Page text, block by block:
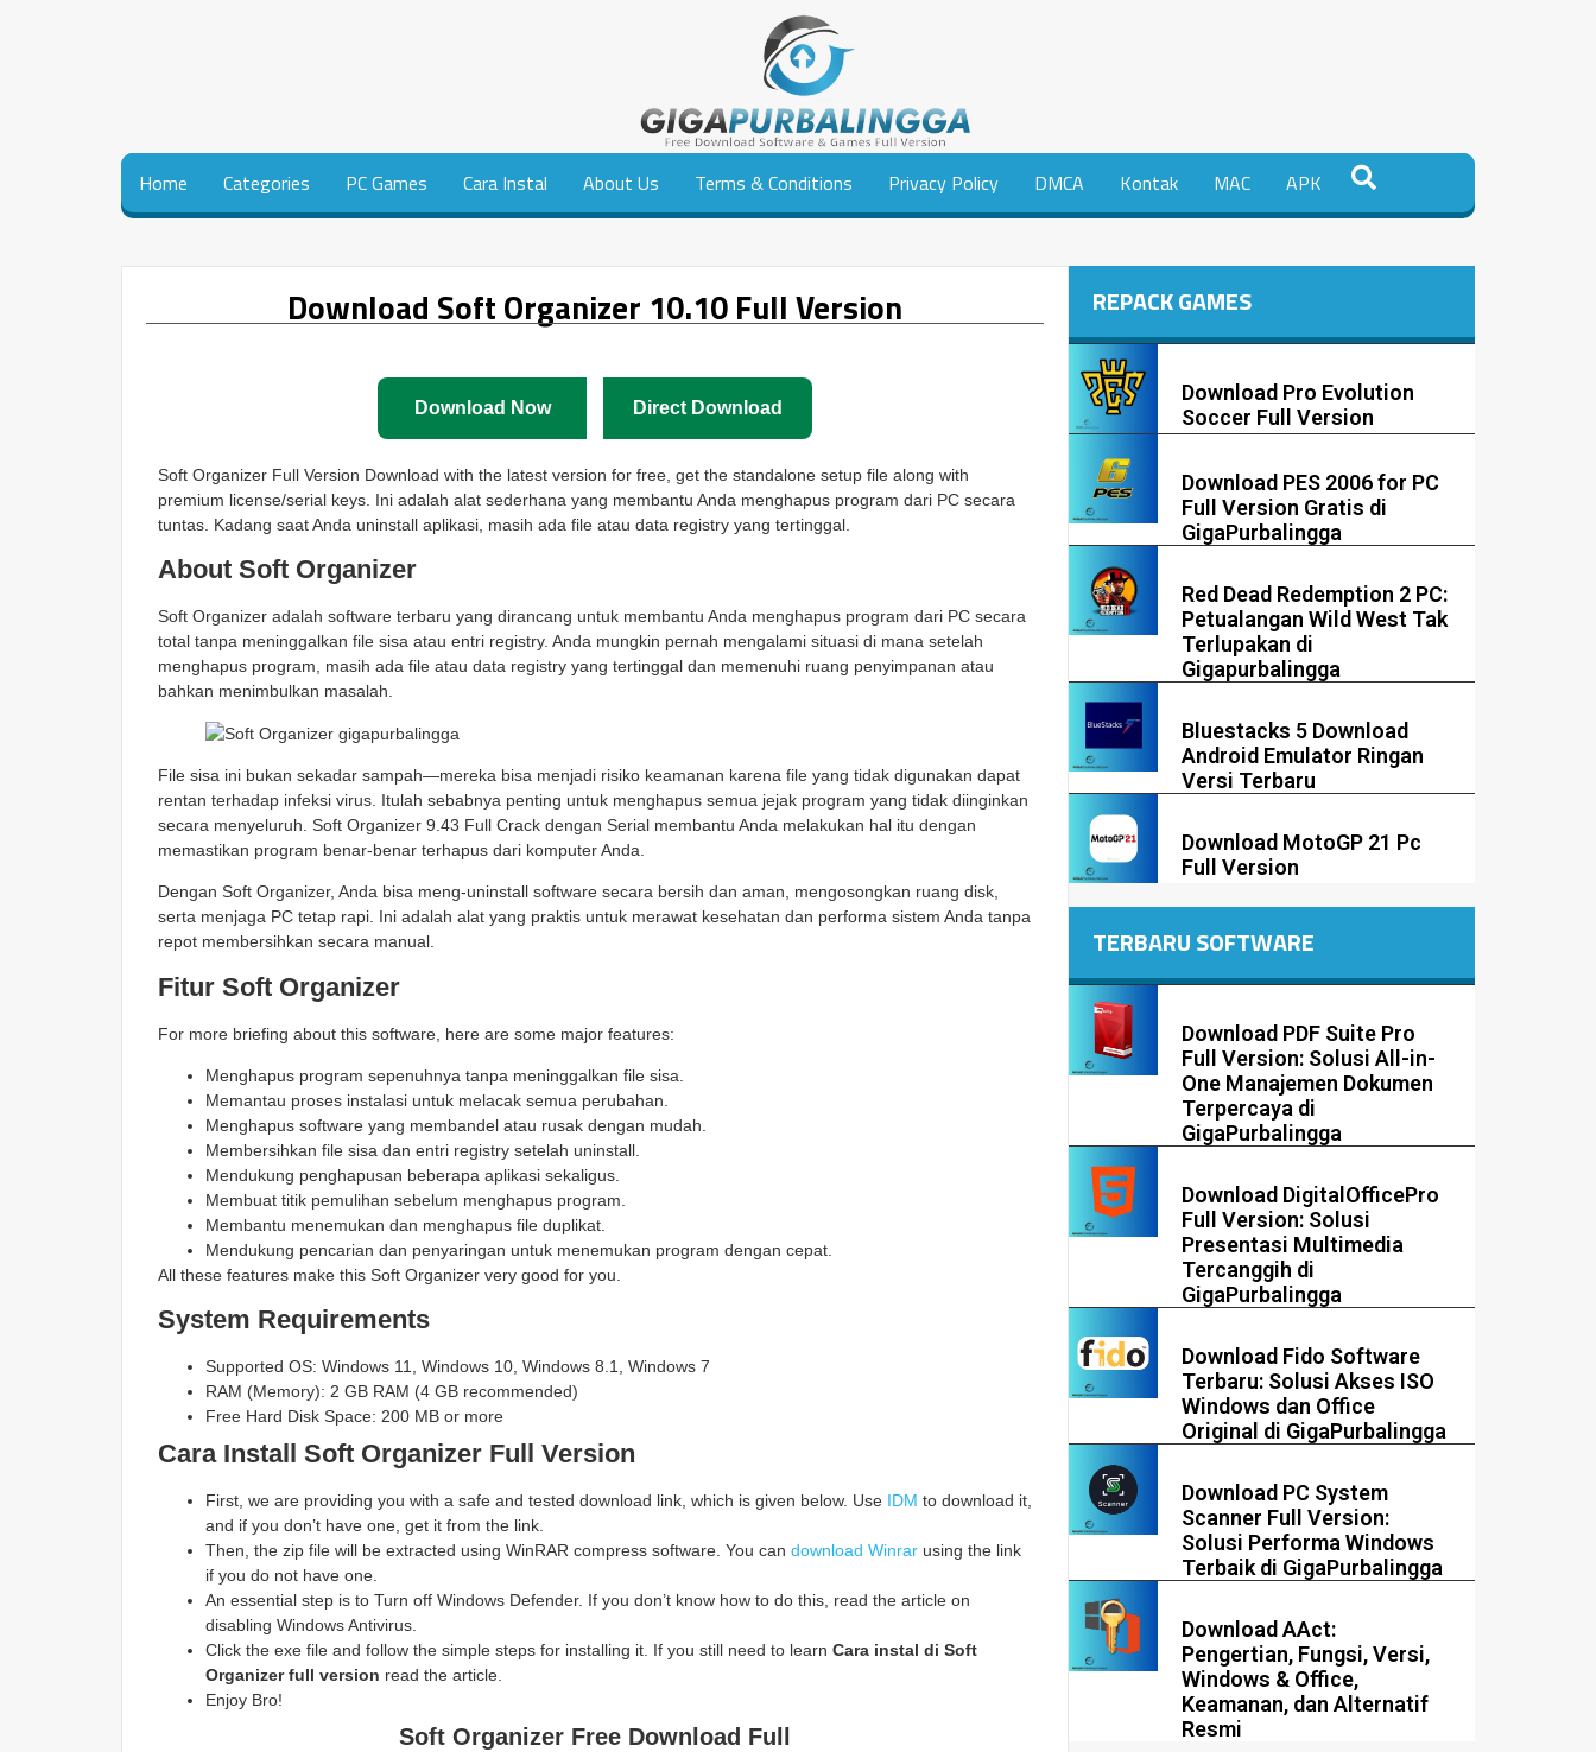
Home Categories PC Games Cara Instal About Us Terms & Conditions Privacy Policy DMCA Kontak MAC APK
Download Soft Organizer 10.10 Full Version
Download Now Direct Download
Soft Organizer Full Version Download with the latest version for free, get the standalone setup file along with
premium license/serial keys. Ini adalah alat sederhana yang membantu Anda menghapus program dari PC secara
tuntas. Kadang saat Anda uninstall aplikasi, masih ada file atau data registry yang tertinggal.
About Soft Organizer
Soft Organizer adalah software terbaru yang dirancang untuk membantu Anda menghapus program dari PC secara
total tanpa meninggalkan file sisa atau entri registry. Anda mungkin pernah mengalami situasi di mana setelah
menghapus program, masih ada file atau data registry yang tertinggal dan memenuhi ruang penyimpanan atau
bahkan menimbulkan masalah.
File sisa ini bukan sekadar sampah—mereka bisa menjadi risiko keamanan karena file yang tidak digunakan dapat
rentan terhadap infeksi virus. Itulah sebabnya penting untuk menghapus semua jejak program yang tidak diinginkan
secara menyeluruh. Soft Organizer 9.43 Full Crack dengan Serial membantu Anda melakukan hal itu dengan
memastikan program benar-benar terhapus dari komputer Anda.
Dengan Soft Organizer, Anda bisa meng-uninstall software secara bersih dan aman, mengosongkan ruang disk,
serta menjaga PC tetap rapi. Ini adalah alat yang praktis untuk merawat kesehatan dan performa sistem Anda tanpa
repot membersihkan secara manual.
Fitur Soft Organizer
For more briefing about this software, here are some major features:
Menghapus program sepenuhnya tanpa meninggalkan file sisa.
Memantau proses instalasi untuk melacak semua perubahan.
Menghapus software yang membandel atau rusak dengan mudah.
Membersihkan file sisa dan entri registry setelah uninstall.
Mendukung penghapusan beberapa aplikasi sekaligus.
Membuat titik pemulihan sebelum menghapus program.
Membantu menemukan dan menghapus file duplikat.
Mendukung pencarian dan penyaringan untuk menemukan program dengan cepat.
All these features make this Soft Organizer very good for you.
System Requirements
Supported OS: Windows 11, Windows 10, Windows 8.1, Windows 7
RAM (Memory): 2 GB RAM (4 GB recommended)
Free Hard Disk Space: 200 MB or more
Cara Install Soft Organizer Full Version
First, we are providing you with a safe and tested download link, which is given below. Use IDM to download it,
and if you don’t have one, get it from the link.
Then, the zip file will be extracted using WinRAR compress software. You can download Winrar using the link
if you do not have one.
An essential step is to Turn off Windows Defender. If you don’t know how to do this, read the article on
disabling Windows Antivirus.
Click the exe file and follow the simple steps for installing it. If you still need to learn Cara instal di Soft
Organizer full version read the article.
Enjoy Bro!
Soft Organizer Free Download Full
REPACK GAMES
Download Pro Evolution
Soccer Full Version
Download PES 2006 for PC
Full Version Gratis di
GigaPurbalingga
Red Dead Redemption 2 PC:
Petualangan Wild West Tak
Terlupakan di
Gigapurbalingga
Bluestacks 5 Download
Android Emulator Ringan
Versi Terbaru
Download MotoGP 21 Pc
Full Version
TERBARU SOFTWARE
Download PDF Suite Pro
Full Version: Solusi All-in-
One Manajemen Dokumen
Terpercaya di
GigaPurbalingga
Download DigitalOfficePro
Full Version: Solusi
Presentasi Multimedia
Tercanggih di
GigaPurbalingga
Download Fido Software
Terbaru: Solusi Akses ISO
Windows dan Office
Original di GigaPurbalingga
Download PC System
Scanner Full Version:
Solusi Performa Windows
Terbaik di GigaPurbalingga
Download AAct:
Pengertian, Fungsi, Versi,
Windows & Office,
Keamanan, dan Alternatif
Resmi